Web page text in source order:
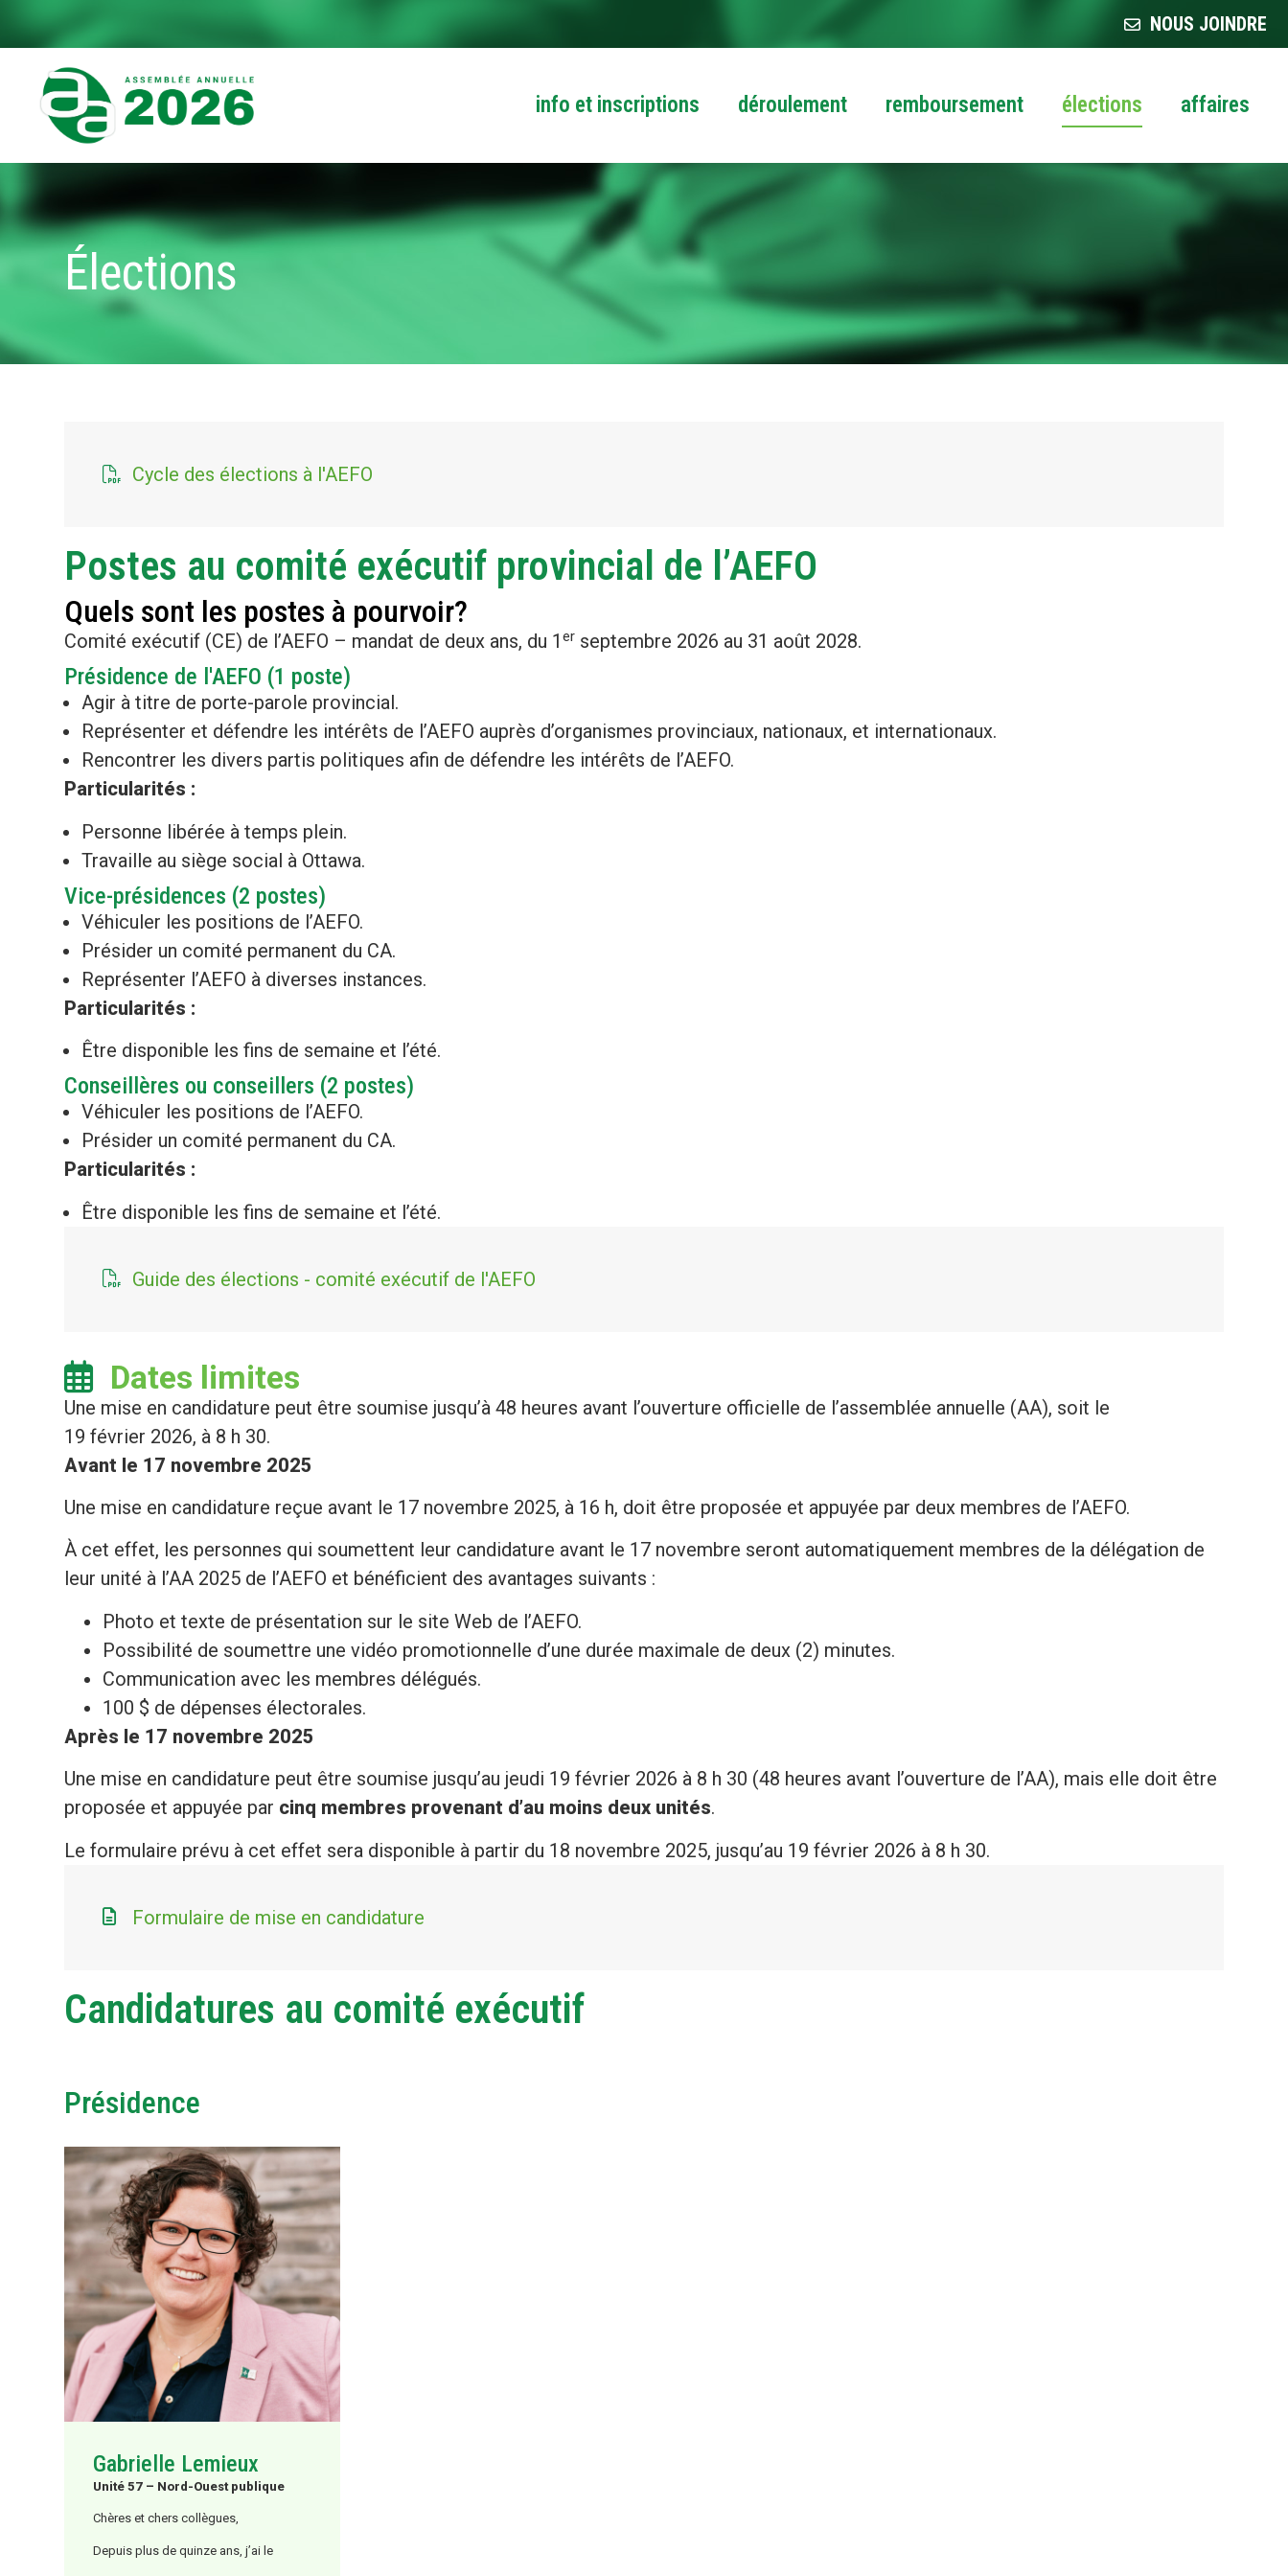
NOUS JOINDRE
info et inscriptions déroulement remboursement élections affaires
Élections
Cycle des élections à l'AEFO
Postes au comité exécutif provincial de l’AEFO
Quels sont les postes à pourvoir?
Comité exécutif (CE) de l’AEFO – mandat de deux ans, du 1er septembre 2026 au 31 août 2028.
Présidence de l'AEFO (1 poste)
Agir à titre de porte-parole provincial.
Représenter et défendre les intérêts de l’AEFO auprès d’organismes provinciaux, nationaux, et internationaux.
Rencontrer les divers partis politiques afin de défendre les intérêts de l’AEFO.
Particularités :
Personne libérée à temps plein.
Travaille au siège social à Ottawa.
Vice-présidences (2 postes)
Véhiculer les positions de l’AEFO.
Présider un comité permanent du CA.
Représenter l’AEFO à diverses instances.
Particularités :
Être disponible les fins de semaine et l’été.
Conseillères ou conseillers (2 postes)
Véhiculer les positions de l’AEFO.
Présider un comité permanent du CA.
Particularités :
Être disponible les fins de semaine et l’été.
Guide des élections - comité exécutif de l'AEFO
Dates limites
Une mise en candidature peut être soumise jusqu’à 48 heures avant l’ouverture officielle de l’assemblée annuelle (AA), soit le
19 février 2026, à 8 h 30.
Avant le 17 novembre 2025
Une mise en candidature reçue avant le 17 novembre 2025, à 16 h, doit être proposée et appuyée par deux membres de l’AEFO.
À cet effet, les personnes qui soumettent leur candidature avant le 17 novembre seront automatiquement membres de la délégation de
leur unité à l’AA 2025 de l’AEFO et bénéficient des avantages suivants :
Photo et texte de présentation sur le site Web de l’AEFO.
Possibilité de soumettre une vidéo promotionnelle d’une durée maximale de deux (2) minutes.
Communication avec les membres délégués.
100 $ de dépenses électorales.
Après le 17 novembre 2025
Une mise en candidature peut être soumise jusqu’au jeudi 19 février 2026 à 8 h 30 (48 heures avant l’ouverture de l’AA), mais elle doit être
proposée et appuyée par cinq membres provenant d’au moins deux unités.
Le formulaire prévu à cet effet sera disponible à partir du 18 novembre 2025, jusqu’au 19 février 2026 à 8 h 30.
Formulaire de mise en candidature
Candidatures au comité exécutif
Présidence
Gabrielle Lemieux
Unité 57 – Nord-Ouest publique
Chères et chers collègues,
Depuis plus de quinze ans, j’ai le